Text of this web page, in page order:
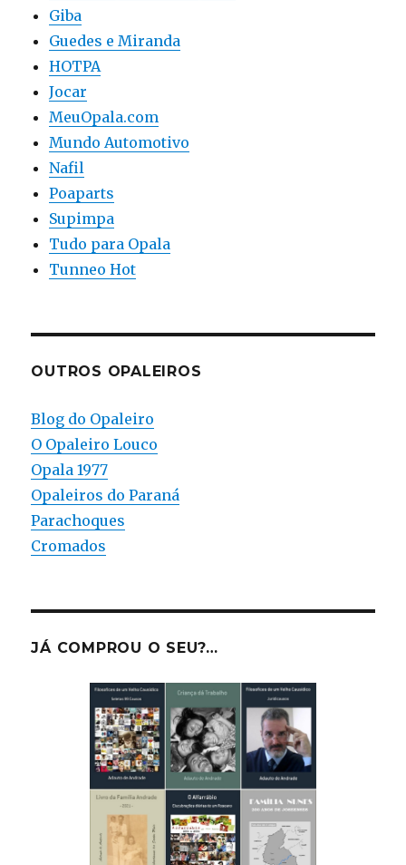
Giba
Guedes e Miranda
HOTPA
Jocar
MeuOpala.com
Mundo Automotivo
Nafil
Poaparts
Supimpa
Tudo para Opala
Tunneo Hot
OUTROS OPALEIROS
Blog do Opaleiro
O Opaleiro Louco
Opala 1977
Opaleiros do Paraná
Parachoques
Cromados
JÁ COMPROU O SEU?…